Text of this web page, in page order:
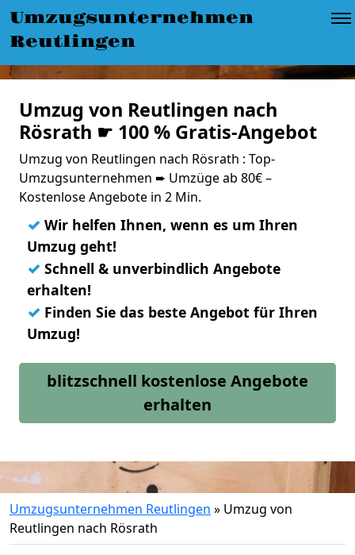
Umzugsunternehmen
Reutlingen
Umzug von Reutlingen nach
Rösrath ☛ 100 % Gratis-Angebot
Umzug von Reutlingen nach Rösrath : Top-
Umzugsunternehmen ➨ Umzüge ab 80€ –
Kostenlose Angebote in 2 Min.
✓ Wir helfen Ihnen, wenn es um Ihren
Umzug geht!
✓ Schnell & unverbindlich Angebote
erhalten!
✓ Finden Sie das beste Angebot für Ihren
Umzug!
blitzschnell kostenlose Angebote
erhalten
Umzugsunternehmen Reutlingen » Umzug von
Reutlingen nach Rösrath